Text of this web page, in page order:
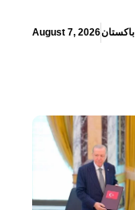
August 7, 2026باكستان